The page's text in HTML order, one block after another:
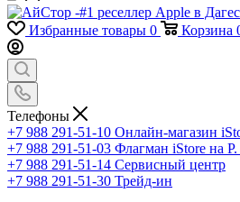
Избранные товары 0 Корзина
Телефоны
+7 988 291-51-10 Онлайн-магазин
+7 988 291-51-03 Флагман iStore на Р.
+7 988 291-51-14 Сервисный центр
+7 988 291-51-30 Трейд-ин